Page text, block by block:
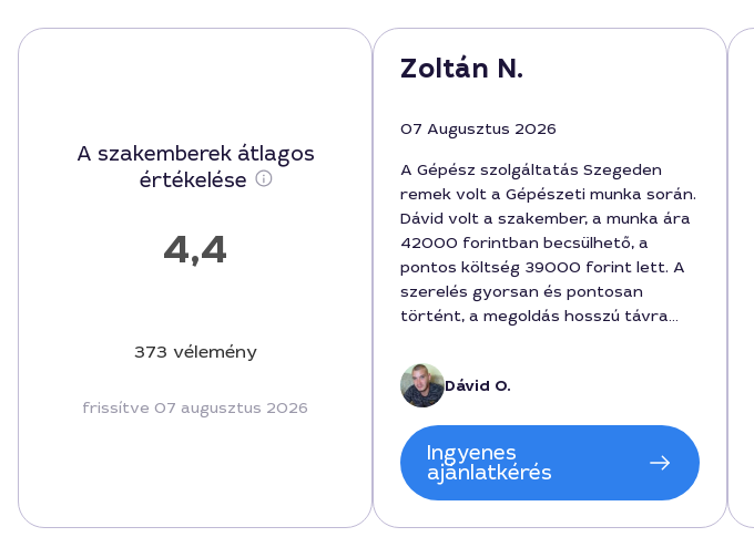
A szakemberek átlagos
értékelése
4,4
373 vélemény
frissítve 07 augusztus 2026
Zoltán N.
07 Augusztus 2026
A Gépész szolgáltatás Szegeden
remek volt a Gépészeti munka során.
Dávid volt a szakember, a munka ára
42000 forintban becsülhető, a
pontos költség 39000 forint lett. A
szerelés gyorsan és pontosan
történt, a megoldás hosszú távra
megérkezett, és részletesen
elmagyarázta a folyamatot,
miközben a garancia feltételeit is
ismertette. A szolgáltatás a
tisztaság után rendkívül korszerű
volt, és a városban élő ügyfélnek
Dávid O.
Ingyenes
ajánlatkérés